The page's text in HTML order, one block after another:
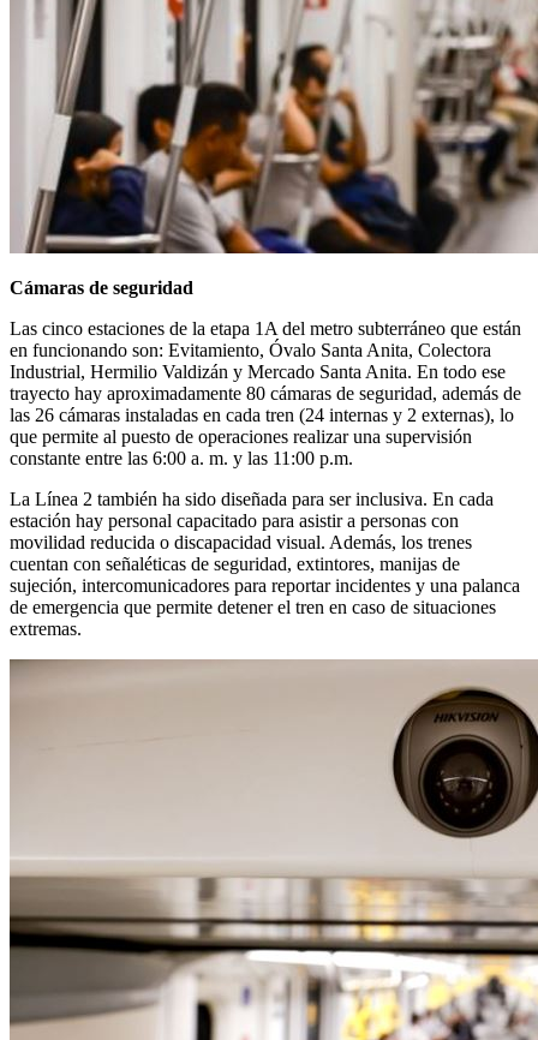
Cámaras de seguridad
Las cinco estaciones de la etapa 1A del metro subterráneo que están
en funcionando son: Evitamiento, Óvalo Santa Anita, Colectora
Industrial, Hermilio Valdizán y Mercado Santa Anita. En todo ese
trayecto hay aproximadamente 80 cámaras de seguridad, además de
las 26 cámaras instaladas en cada tren (24 internas y 2 externas), lo
que permite al puesto de operaciones realizar una supervisión
constante entre las 6:00 a. m. y las 11:00 p.m.
La Línea 2 también ha sido diseñada para ser inclusiva. En cada
estación hay personal capacitado para asistir a personas con
movilidad reducida o discapacidad visual. Además, los trenes
cuentan con señaléticas de seguridad, extintores, manijas de
sujeción, intercomunicadores para reportar incidentes y una palanca
de emergencia que permite detener el tren en caso de situaciones
extremas.